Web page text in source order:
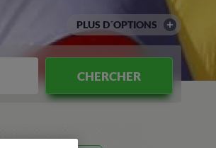
CHERCHER
PLUS D´OPTIONS